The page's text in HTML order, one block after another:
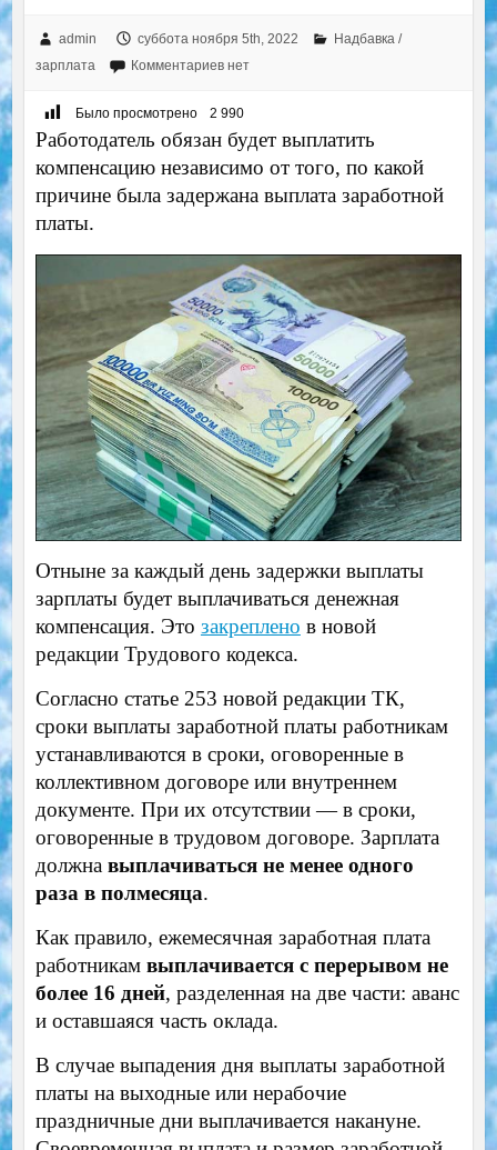
admin суббота ноября 5th, 2022
Надбавка /
зарплата
Комментариев нет
Было просмотрено 2 990
Работодатель обязан будет выплатить
компенсацию независимо от того, по какой
причине была задержана выплата заработной
платы.
Отныне за каждый день задержки выплаты
зарплаты будет выплачиваться денежная
компенсация. Это закреплено в новой
редакции Трудового кодекса.
Согласно статье 253 новой редакции ТК,
сроки выплаты заработной платы работникам
устанавливаются в сроки, оговоренные в
коллективном договоре или внутреннем
документе. При их отсутствии — в сроки,
оговоренные в трудовом договоре. Зарплата
должна выплачиваться не менее одного
раза в полмесяца.
Как правило, ежемесячная заработная плата
работникам выплачивается с перерывом не
более 16 дней, разделенная на две части: аванс
и оставшаяся часть оклада.
В случае выпадения дня выплаты заработной
платы на выходные или нерабочие
праздничные дни выплачивается накануне.